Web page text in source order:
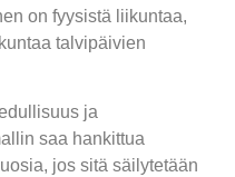
on fyysistä liikuntaa,
talvipäivien
ja
saa hankittua
jos sitä säilytetään